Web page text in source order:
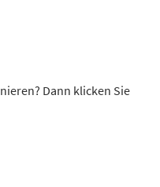
Dann klicken Sie